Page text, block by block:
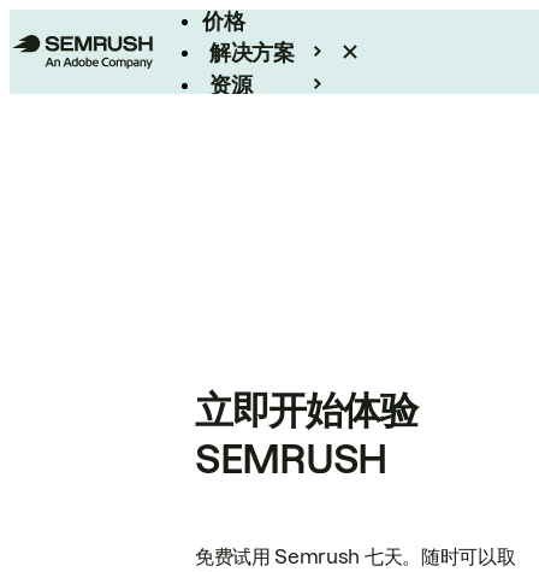
价格
解决方案
资源
立即开始体验
SEMRUSH
免费试用 Semrush 七天。随时可以取